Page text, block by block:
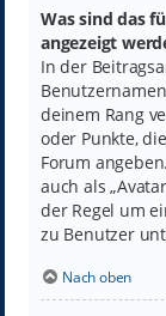
Was sind das
angezeigt
In der
deinem Rang
oder Punkte,
Forum
auch als
der Regel um
zu Benutzer
Nach oben